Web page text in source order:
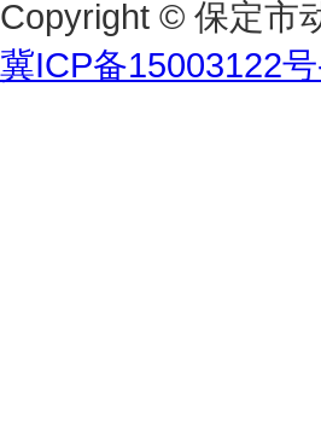
Copyright © 保定市
冀ICP备15003122